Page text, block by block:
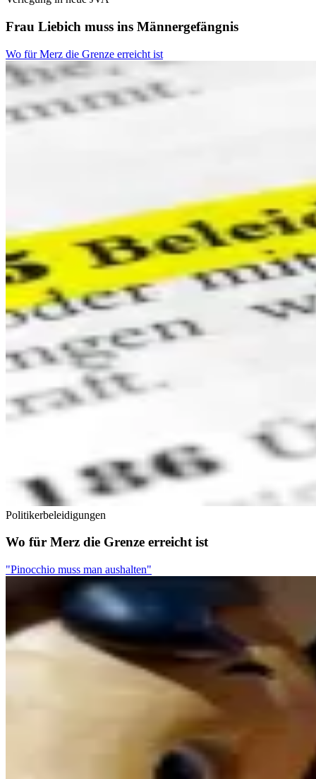
Frau Liebich muss ins Männergefängnis
Wo für Merz die Grenze erreicht ist
Politikerbeleidigungen
Wo für Merz die Grenze erreicht ist
"Pinocchio muss man aushalten"